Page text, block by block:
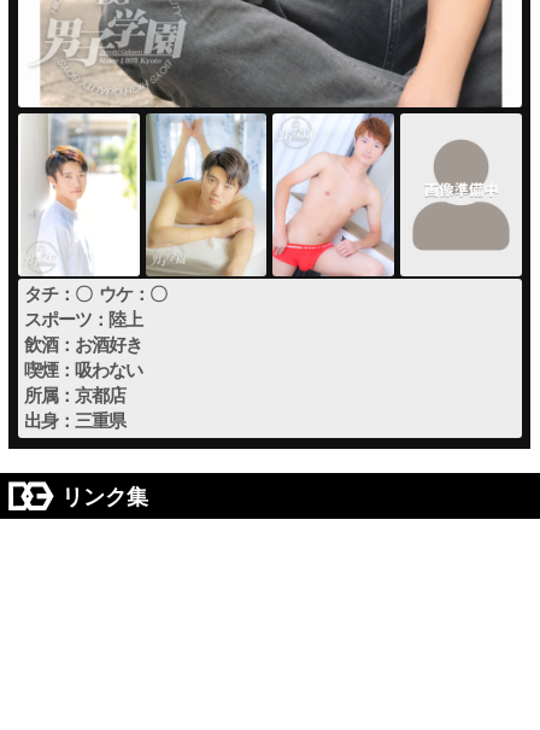
PUA町田
×閉じる
タチ：〇 ウケ：〇
スポーツ：陸上
飲酒：お酒好き
喫煙：吸わない
所属：京都店
出身：三重県
リンク集